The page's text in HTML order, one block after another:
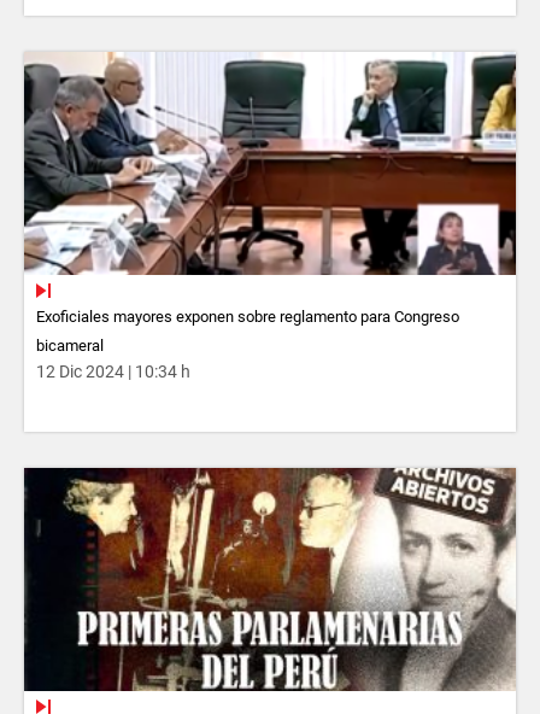
Exoficiales mayores exponen sobre reglamento para Congreso
bicameral
12 Dic 2024 | 10:34 h